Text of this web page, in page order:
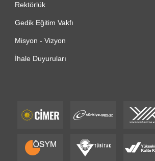
Rektörlük
Gedik Eğitim Vakfı
Misyon - Vizyon
İhale Duyuruları